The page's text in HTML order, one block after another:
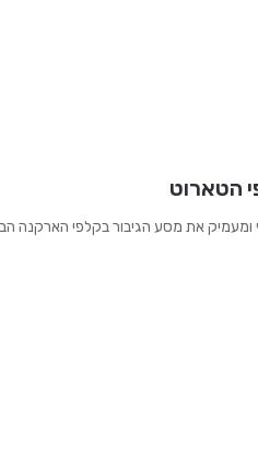
הטארוט
את מסע הגיבור בקלפי הארקנה